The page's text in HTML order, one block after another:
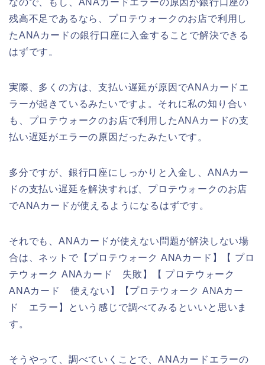
残高不足であるなら、プロテウォークのお店で利用し
たANAカードの銀行口座に入金することで解決できる
はずです。
実際、多くの方は、支払い遅延が原因でANAカードエ
ラーが起きているみたいですよ。それに私の知り合い
も、プロテウォークのお店で利用したANAカードの支
払い遅延がエラーの原因だったみたいです。
多分ですが、銀行口座にしっかりと入金し、ANAカー
ドの支払い遅延を解決すれば、プロテウォークのお店
でANAカードが使えるようになるはずです。
それでも、ANAカードが使えない問題が解決しない場
合は、ネットで【プロテウォーク ANAカード】【 プロ
テウォーク ANAカード 失敗】【 プロテウォーク
ANAカード 使えない】【プロテウォーク ANAカー
ド エラー】という感じで調べてみるといいと思いま
す。
そうやって、調べていくことで、ANAカードエラーの